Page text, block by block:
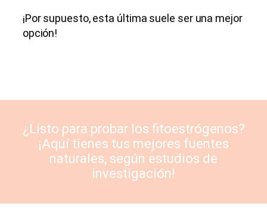
¡Por supuesto, esta última suele ser una mejor
opción!
¿Listo para probar los fitoestrógenos?
¡Aquí tienes tus mejores fuentes
naturales, según estudios de
investigación!